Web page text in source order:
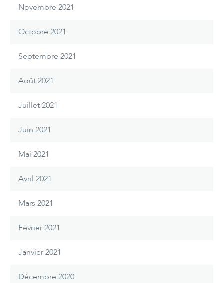
Novembre 2021
Octobre 2021
Septembre 2021
Août 2021
Juillet 2021
Juin 2021
Mai 2021
Avril 2021
Mars 2021
Février 2021
Janvier 2021
Décembre 2020